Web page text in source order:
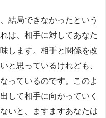
結局できなかったという
は、相手に対してあなた
します。相手と関係を改
と思っているけれども、
っているのです。このよ
して相手に向かっていく
いと、ますますあなたは